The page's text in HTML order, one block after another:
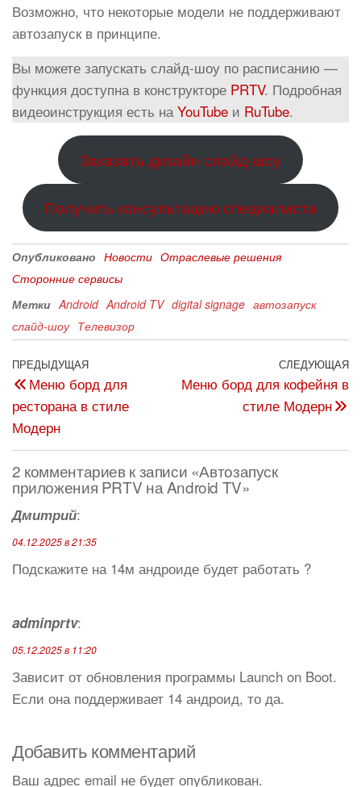
Возможно, что некоторые модели не поддерживают
автозапуск в принципе.
Вы можете запускать слайд-шоу по расписанию —
функция доступна в конструкторе PRTV. Подробная
видеоинструкция есть наYouTube и RuTube.
Заказать дизайн слайд-шоу
Получить консультацию специалиста
Опубликовано Новости Отраслевые решения
Сторонние сервисы
Метки Android Android TV digital signage автозапуск
слайд-шоу Телевизор
ПРЕДЫДУЩАЯ
Меню борд для
ресторана в стиле
Модерн
СЛЕДУЮЩАЯ
Меню борд для кофейня в
стиле Модерн
2 комментариев к записи «Автозапуск
приложения PRTV на Android TV»
Дмитрий:
04.12.2025 в 21:35
Подскажите на 14м андроиде будет работать ?
adminprtv:
05.12.2025 в 11:20
Зависит от обновления программы Launch on Boot.
Если она поддерживает 14 андроид, то да.
Добавить комментарий
Ваш адрес email не будет опубликован.